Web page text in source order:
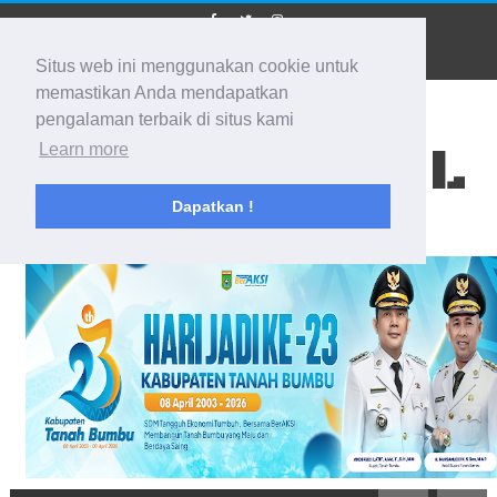
Situs web ini menggunakan cookie untuk
memastikan Anda mendapatkan
pengalaman terbaik di situs kami
Learn more
Dapatkan !
BIDIK KALSEL
Membidik Ke Segala Arah